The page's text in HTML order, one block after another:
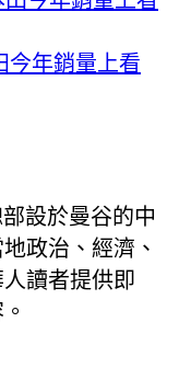
今年銷量上看
設於曼谷的中
政治、經濟、
讀者提供即